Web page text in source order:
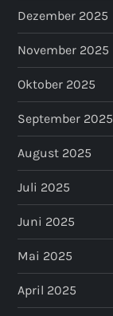
Dezember 2025
November 2025
Oktober 2025
September 2025
August 2025
Juli 2025
Juni 2025
Mai 2025
April 2025